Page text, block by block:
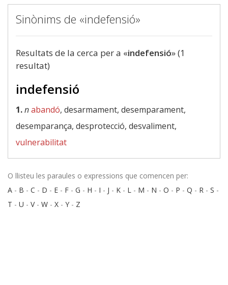
Sinònims de «indefensió»
Resultats de la cerca per a «indefensió» (1
resultat)
indefensió
1.nabandó, desarmament, desemparament,
desemparança, desprotecció, desvaliment,
vulnerabilitat
O llisteu les paraules o expressions que comencen per:
A - B - C - D - E - F - G - H - I - J - K - L - M - N - O - P - Q - R - S -
T - U - V- W - X - Y - Z